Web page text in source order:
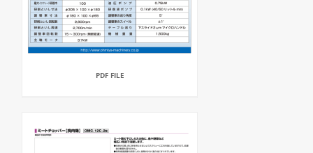
PDF FILE